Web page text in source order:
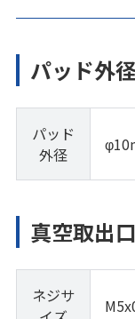
パッド外径
パッド
外径
真空取出
ネジサ